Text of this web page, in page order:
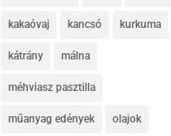
kakaóvaj kancsó kurkuma
kátrány málna
méhviasz pasztilla
műanyag edények olajok